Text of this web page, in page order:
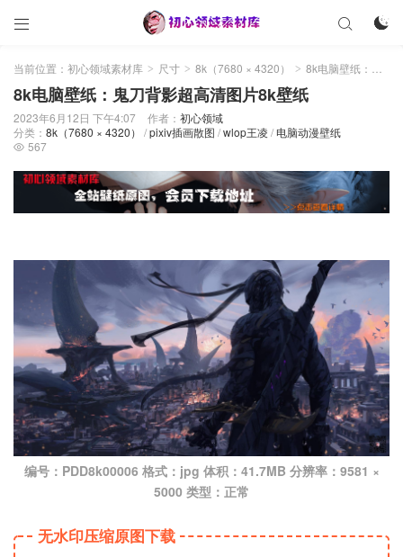
 

当前位置： 初心领域素材库 > 尺寸 > 8k（7680 × 4320） > 8k电脑壁纸：鬼刀背影超高清图片8k壁纸
8k电脑壁纸：鬼刀背影超高清图片8k壁纸
2023年6月12日 下午4:07 作者： 初心领域
分类： 8k（7680 × 4320） /pixiv插画散图 /wlop王凌 / 电脑动漫壁纸
 567
编号：PDD8k00006 格式：jpg 体积：41.7MB 分辨率：9581 ×
5000 类型：正常
无水印压缩原图下载